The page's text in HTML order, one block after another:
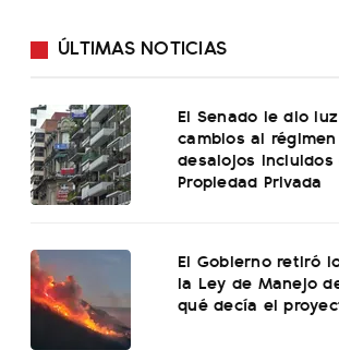
ÚLTIMAS NOTICIAS
El Senado le dio
cambios al
desalojos
Propiedad Privada
El Gobierno retiró
la Ley de Manejo
qué decía el